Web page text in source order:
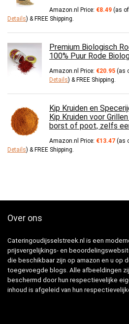
Amazon.nl Price: €8.49 (as
Details) & FREE Shipping
Premium Biologisch
100% Puur Rode
Amazon.nl Price: €20.95 (as
Details) & FREE Shipping
Kip Kruiden en
Kip Kruiden voor
borst of poot, zelfs
Amazon.nl Price: €13.47 (as
Details) & FREE Shipping
Over ons
Cateringoudijsselstreek.nl is een
prijsvergelijkings- en
die beschikbaar zijn op amazon en u op
toegevoegde blogs. Alle afbeeldingen
beschermd door hun respectievelijke
inhoud is afgeleid van hun